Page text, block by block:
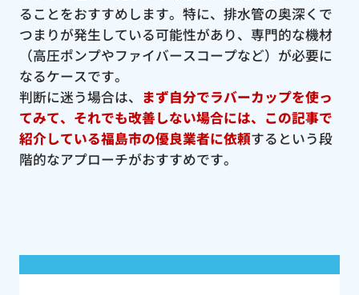
ることをおすすめします。特に、排水管の奥深くで
つまりが発生している可能性があり、専門的な機材
（高圧ポンプやファイバースコープなど）が必要に
なるケースです。
判断に迷う場合は、 まず自分でラバーカップを使っ
てみて、それでも改善しない場合には、この記事で
紹介している福島市の優良業者に依頼するという段
階的なアプローチがおすすめです。